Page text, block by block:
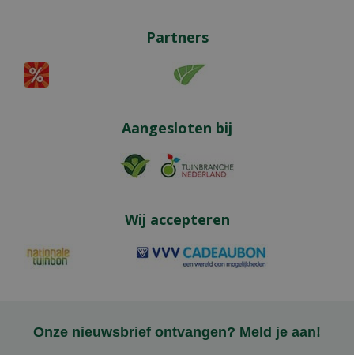
Partners
Aangesloten bij
Wij accepteren
Onze nieuwsbrief ontvangen? Meld je aan!